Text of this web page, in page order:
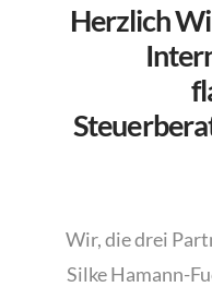
Herzlich
Wir, die drei
Silke Hamann-